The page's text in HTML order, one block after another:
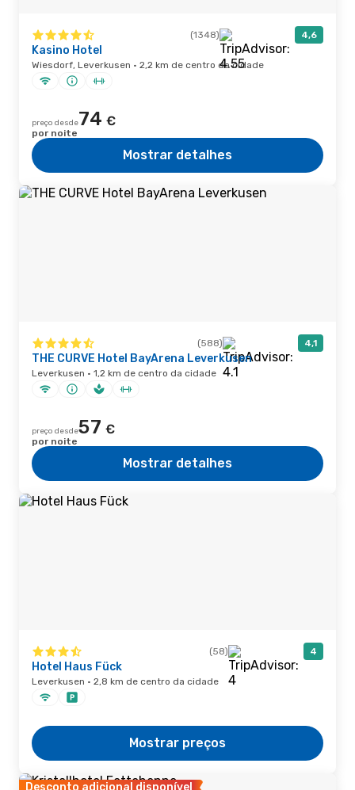
(1348) 4,6
Kasino Hotel
Wiesdorf, Leverkusen · 2,2 km de centro da cidade
preço desde74 €
por noite
Mostrar detalhes
(588) 4,1
THE CURVE Hotel BayArena Leverkusen
Leverkusen · 1,2 km de centro da cidade
preço desde57 €
por noite
Mostrar detalhes
(58) 4
Hotel Haus Fück
Leverkusen · 2,8 km de centro da cidade
Mostrar preços
Desconto adicional disponível